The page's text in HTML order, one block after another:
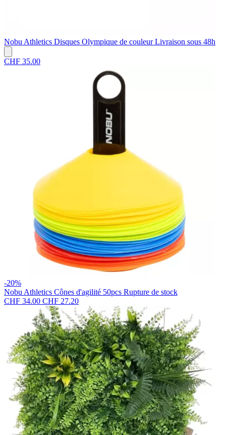
Nobu Athletics Disques Olympique de couleur Livraison sous 48h
CHF 35.00
-20%
Nobu Athletics Cônes d'agilité 50pcs Rupture de stock
CHF 34.00 CHF 27.20